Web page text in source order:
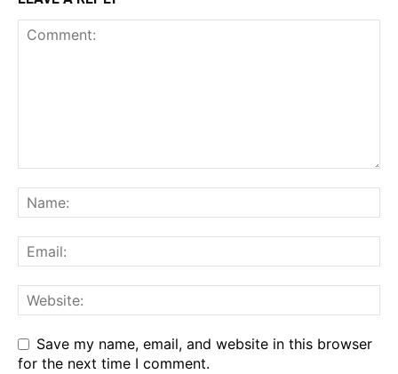
Save my name, email, and website in this browser
for the next time I comment.